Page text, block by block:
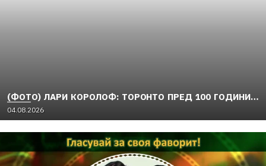
(ФОТО) ЛАРИ КОРОЛОФ: ТОРОНТО ПРЕД 100 ГОДИНИ…
04.08.2026